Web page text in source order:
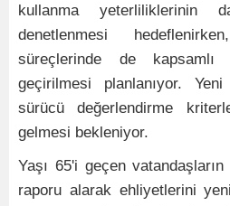
kullanma yeterliliklerinin
denetlenmesi
süreçlerinde de kapsamlı
geçirilmesi planlanıyor.
sürücü değerlendirme
gelmesi bekleniyor.
Yaşı 65'i geçen
raporu alarak ehliyetlerini